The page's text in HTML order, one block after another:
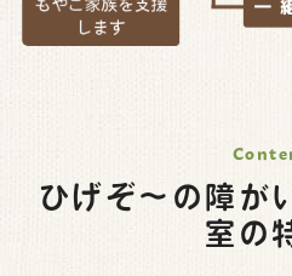
ひげぞ～の障が
室の